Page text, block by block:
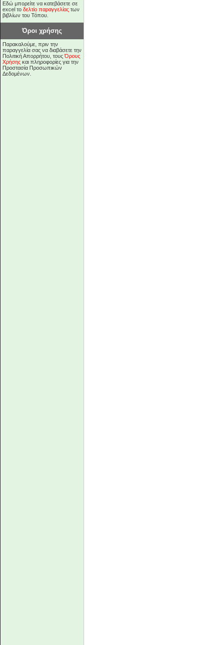
Εδώ μπορείτε να κατεβάσετε σε
excel το δελτίο παραγγελίας των
βιβλίων του Τόπου.
Όροι χρήσης
Παρακαλούμε, πριν την
παραγγελία σας να διαβάσετε την
Πολιτική Απορρήτου, τουςΌρους
Χρήσης και πληροφορίες για την
Προστασία Προσωπικών
Δεδομένων.